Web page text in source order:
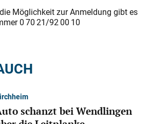
Möglichkeit zur Anmeldung gibt es
0 70 21/92 00 10
schanzt bei Wendlingen